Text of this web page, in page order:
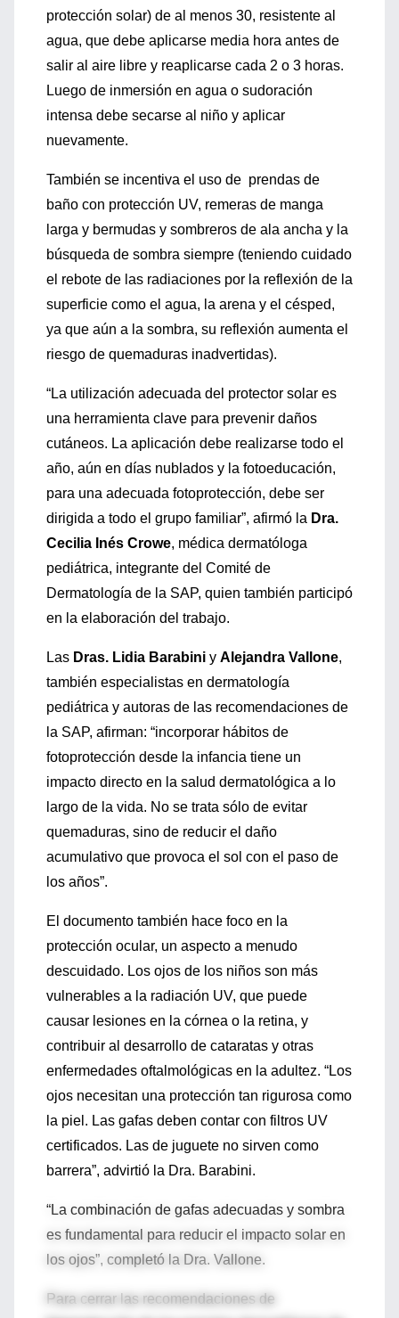
protección solar) de al menos 30, resistente al
agua, que debe aplicarse media hora antes de
salir al aire libre y reaplicarse cada 2 o 3 horas.
Luego de inmersión en agua o sudoración
intensa debe secarse al niño y aplicar
nuevamente.
También se incentiva el uso de prendas de
baño con protección UV, remeras de manga
larga y bermudas y sombreros de ala ancha y la
búsqueda de sombra siempre (teniendo cuidado
el rebote de las radiaciones por la reflexión de la
superficie como el agua, la arena y el césped,
ya que aún a la sombra, su reflexión aumenta el
riesgo de quemaduras inadvertidas).
“La utilización adecuada del protector solar es
una herramienta clave para prevenir daños
cutáneos. La aplicación debe realizarse todo el
año, aún en días nublados y la fotoeducación,
para una adecuada fotoprotección, debe ser
dirigida a todo el grupo familiar”, afirmó la Dra.
Cecilia Inés Crowe, médica dermatóloga
pediátrica, integrante del Comité de
Dermatología de la SAP, quien también participó
en la elaboración del trabajo.
Las Dras. Lidia Barabini y Alejandra Vallone,
también especialistas en dermatología
pediátrica y autoras de las recomendaciones de
la SAP, afirman: “incorporar hábitos de
fotoprotección desde la infancia tiene un
impacto directo en la salud dermatológica a lo
largo de la vida. No se trata sólo de evitar
quemaduras, sino de reducir el daño
acumulativo que provoca el sol con el paso de
los años”.
El documento también hace foco en la
protección ocular, un aspecto a menudo
descuidado. Los ojos de los niños son más
vulnerables a la radiación UV, que puede
causar lesiones en la córnea o la retina, y
contribuir al desarrollo de cataratas y otras
enfermedades oftalmológicas en la adultez. “Los
ojos necesitan una protección tan rigurosa como
la piel. Las gafas deben contar con filtros UV
certificados. Las de juguete no sirven como
barrera”, advirtió la Dra. Barabini.
“La combinación de gafas adecuadas y sombra
es fundamental para reducir el impacto solar en
los ojos”, completó la Dra. Vallone.
Para cerrar las recomendaciones de